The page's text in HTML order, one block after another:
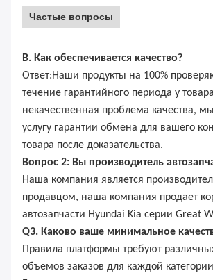
Частые вопросы
В. Как обеспечивается качество?
Ответ:Наши продукты на 100%
течение гарантийного периода у
некачественная проблема качества,
услугу гарантии обмена для вашего
товара после доказательства.
Вопрос 2: Вы производитель
Наша компания является
продавцом, наша компания продает
автозапчасти Hyundai Kia серии Great
Q3. Каково ваше минимальное
Правила платформы требуют
объемов заказов для каждой